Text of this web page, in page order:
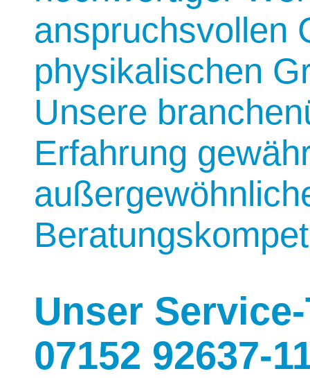
anspruchsvollen
physikalischen
Unsere
Erfahrung
Unser
07152 92637-